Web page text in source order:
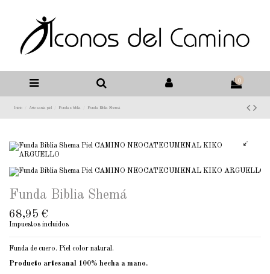
0
Inicio Artesanía piel Fundas biblia Funda Biblia Shemá
Funda Biblia Shemá
68,95 €
Impuestos incluidos
Funda de cuero. Piel color natural.
Producto artesanal 100% hecha a mano.